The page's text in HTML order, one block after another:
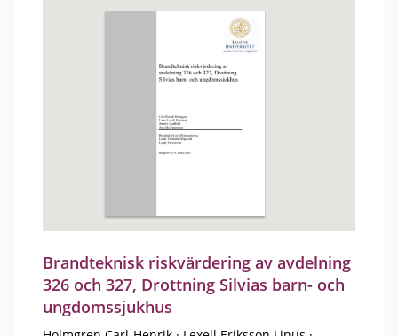
Brandteknisk riskvärdering av avdelning
326 och 327, Drottning Silvias barn- och
ungdomssjukhus